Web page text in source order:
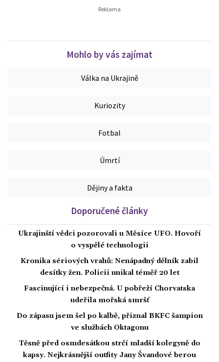
Mohlo by vás zajímat
Válka na Ukrajině
Kuriozity
Fotbal
Úmrtí
Dějiny a fakta
Doporučené články
Ukrajinští vědci pozorovali u Měsíce UFO. Hovoří
o vyspělé technologii
Kronika sériových vrahů: Nenápadný dělník zabil
desítky žen. Policii unikal téměř 20 let
Fascinující i nebezpečná. U pobřeží Chorvatska
udeřila mořská smršť
Do zápasu jsem šel po kalbě, přiznal BKFC šampion
ve službách Oktagonu
Těsně před osmdesátkou strčí mladší kolegyně do
kapsy. Nejkrásnější outfity Jany Švandové berou